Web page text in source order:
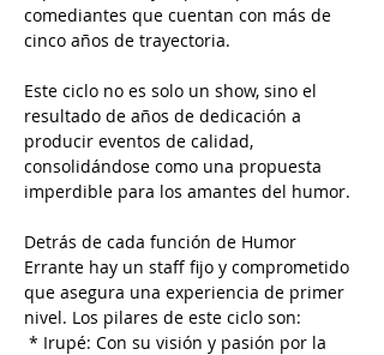
comediantes que cuentan con más de
cinco años de trayectoria.
Este ciclo no es solo un show, sino el
resultado de años de dedicación a
producir eventos de calidad,
consolidándose como una propuesta
imperdible para los amantes del humor.
Detrás de cada función de Humor
Errante hay un staff fijo y comprometido
que asegura una experiencia de primer
nivel. Los pilares de este ciclo son: